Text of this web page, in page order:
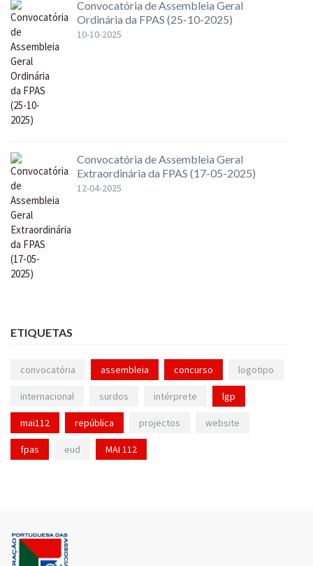
Convocatória de Assembleia Geral
Ordinária da FPAS (25-10-2025)
10-10-2025
Convocatória de Assembleia Geral
Extraordinária da FPAS (17-05-2025)
12-04-2025
ETIQUETAS
convocatória assembleia concurso logotipo
internacional surdos intérprete lgp
mai112 república projectos website
fpas eud MAI 112